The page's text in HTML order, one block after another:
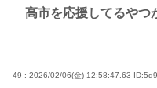
高市を応援してるやつ
49 : 2026/02/06(金) 12:58:47.63